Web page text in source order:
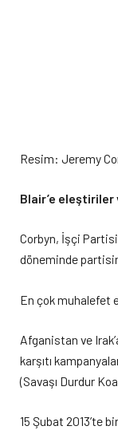
Resim: Jeremy
Blair’e eleştiriler
Corbyn, İşçi
döneminde
En çok muhalefet
Afganistan ve
karşıtı
(Savaşı Durdur
15 Şubat 2013’te